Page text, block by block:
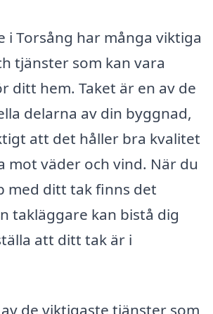
i Torsång har många viktiga
tjänster som kan vara
ditt hem. Taket är en av de
delarna av din byggnad,
att det håller bra kvalitet
mot väder och vind. När du
med ditt tak finns det
takläggare kan bistå dig
att ditt tak är i
de viktigaste tjänster som